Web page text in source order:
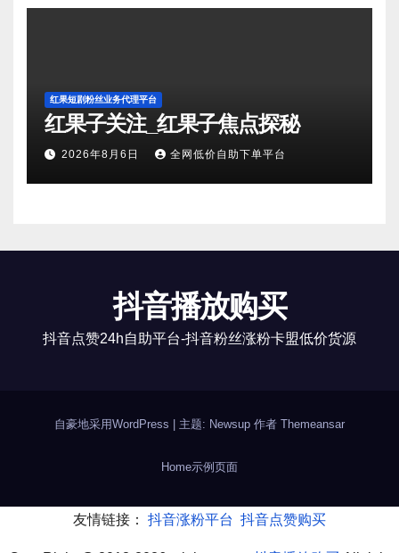
红果短剧粉丝业务代理平台
红果子关注_红果子焦点探秘
2026年8月6日 全网低价自助下单平台
抖音播放购买
抖音点赞24h自助平台-抖音粉丝涨粉卡盟低价货源
自豪地采用WordPress | 主题: Newsup 作者 Themeansar
Home示例页面
友情链接： 抖音涨粉平台 抖音点赞购买